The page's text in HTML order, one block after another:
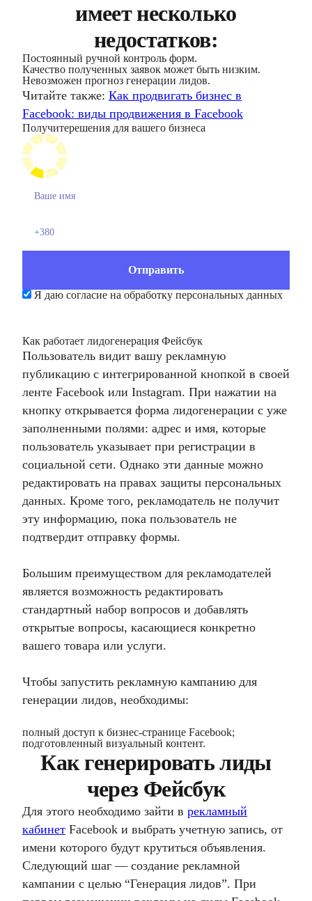
имеет несколько
недостатков:
Постоянный ручной контроль форм.
Качество полученных заявок может быть низким.
Невозможен прогноз генерации лидов.
Читайте также: Как продвигать бизнес в
Facebook: виды продвижения в Facebook
Получитерешения для вашего бизнеса
Я даю согласие на обработку персональных данных
Как работает лидогенерация Фейсбук
Пользователь видит вашу рекламную
публикацию с интегрированной кнопкой в ​​своей
ленте Facebook или Instagram. При нажатии на
кнопку открывается форма лидогенерации с уже
заполненными полями: адрес и имя, которые
пользователь указывает при регистрации в
социальной сети. Однако эти данные можно
редактировать на правах защиты персональных
данных. Кроме того, рекламодатель не получит
эту информацию, пока пользователь не
подтвердит отправку формы.
Большим преимуществом для рекламодателей
является возможность редактировать
стандартный набор вопросов и добавлять
открытые вопросы, касающиеся конкретно
вашего товара или услуги.
Чтобы запустить рекламную кампанию для
генерации лидов, необходимы:
полный доступ к бизнес-странице Facebook;
подготовленный визуальный контент.
Как генерировать лиды
через Фейсбук
Для этого необходимо зайти в рекламный
кабинет Facebook и выбрать учетную запись, от
имени которого будут крутиться объявления.
Следующий шаг — создание рекламной
кампании с целью “Генерация лидов”. При